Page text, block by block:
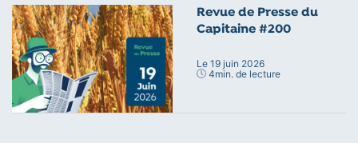
Revue de Presse du
Capitaine #200
Le 19 juin 2026
4min. de lecture